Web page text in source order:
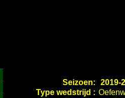
Seizoen:
2019-
Type wedstrijd :